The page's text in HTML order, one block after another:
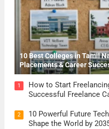
10 Best Colleges in Tamil
Placements & Career
1
How to Start
Successful Freelance
2
10 Powerful Future
Shape the World by